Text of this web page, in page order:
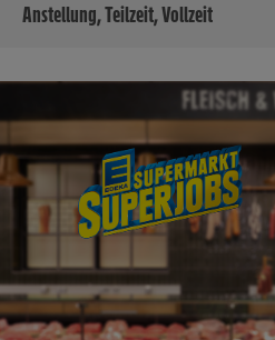
Anstellung, Teilzeit, Vollzeit